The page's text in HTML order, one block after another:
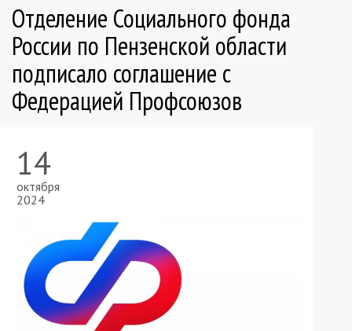
Отделение Социального фонда
России по Пензенской области
подписало соглашение с
Федерацией Профсоюзов
14
октября
2024